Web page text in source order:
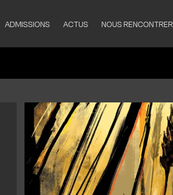
ADMISSIONS
Intégrer en Licence 2
Intégrer en Master 1
Candidats internationaux
Financer sa scolarité
ACTUS NOUS RENCONTRER